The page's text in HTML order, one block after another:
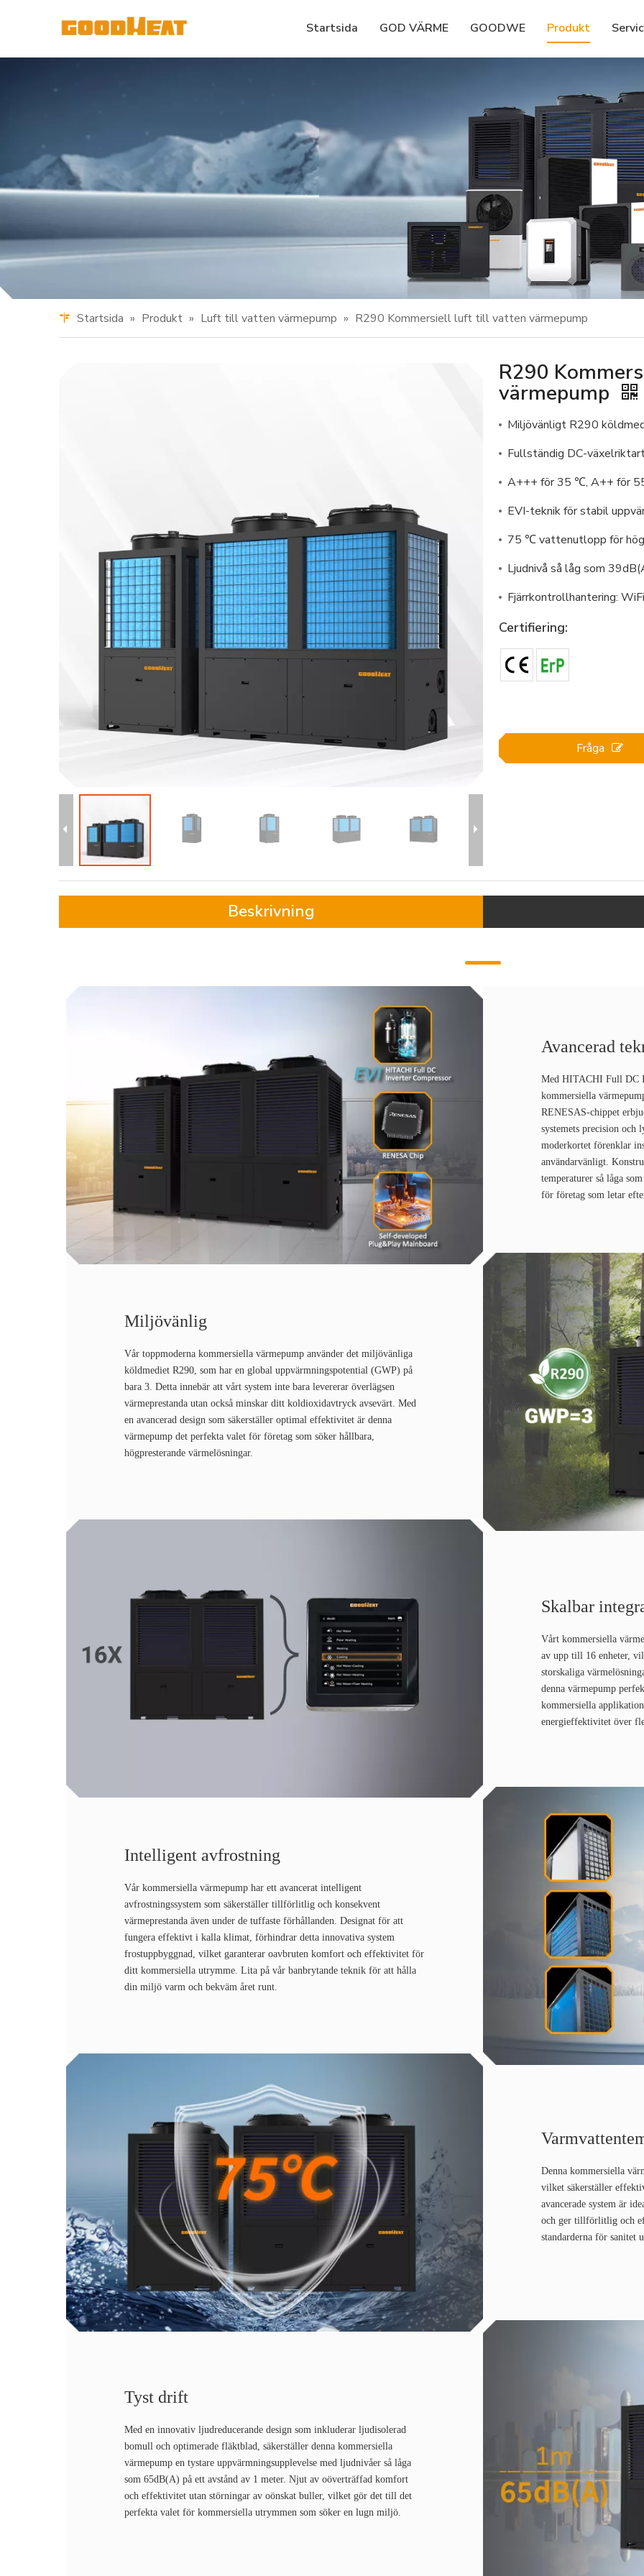
Startsida GOD VÄRME GOODWE Produkt
Startsida » Produkt » Luft till vatten värmepump » R290 Kommersiell luft till vatten värmepump
R290
värmepump
Miljövänligt R290
Fullständig DC-
A+++ för 35 ℃, A++ för
EVI-teknik för stabil
75 ℃ vattenutlopp för
Ljudnivå så låg som
Fjärrkontrollhantering:
Certifiering:
Fråga
Beskrivning
Avancerad
Med HITACHI Full DC
kommersiella
RENESAS-chippet
systemets precision och
moderkortet förenklar
användarvänligt.
temperaturer så låga
för företag som letar
Miljövänlig
Vår toppmoderna kommersiella värmepump använder det miljövänliga
köldmediet R290, som har en global uppvärmningspotential (GWP) på
bara 3. Detta innebär att vårt system inte bara levererar överlägsen
värmeprestanda utan också minskar ditt koldioxidavtryck avsevärt. Med
en avancerad design som säkerställer optimal effektivitet är denna
värmepump det perfekta valet för företag som söker hållbara,
högpresterande värmelösningar.
Skalbar
Vårt kommersiella
av upp till 16 enheter,
storskaliga
denna värmepump
kommersiella
energieffektivitet över
Intelligent avfrostning
Vår kommersiella värmepump har ett avancerat intelligent
avfrostningssystem som säkerställer tillförlitlig och konsekvent
värmeprestanda även under de tuffaste förhållanden. Designat för att
fungera effektivt i kalla klimat, förhindrar detta innovativa system
frostuppbyggnad, vilket garanterar oavbruten komfort och effektivitet för
ditt kommersiella utrymme. Lita på vår banbrytande teknik för att hålla
din miljö varm och bekväm året runt.
Denna kommersiella
vilket säkerställer
avancerade system är
och ger tillförlitlig och
standarderna för sanitet
Tyst drift
Med en innovativ ljudreducerande design som inkluderar ljudisolerad
bomull och optimerade fläktblad, säkerställer denna kommersiella
värmepump en tystare uppvärmningsupplevelse med ljudnivåer så låga
som 65dB(A) på ett avstånd av 1 meter. Njut av oöverträffad komfort
och effektivitet utan störningar av oönskat buller, vilket gör det till det
perfekta valet för kommersiella utrymmen som söker en lugn miljö.